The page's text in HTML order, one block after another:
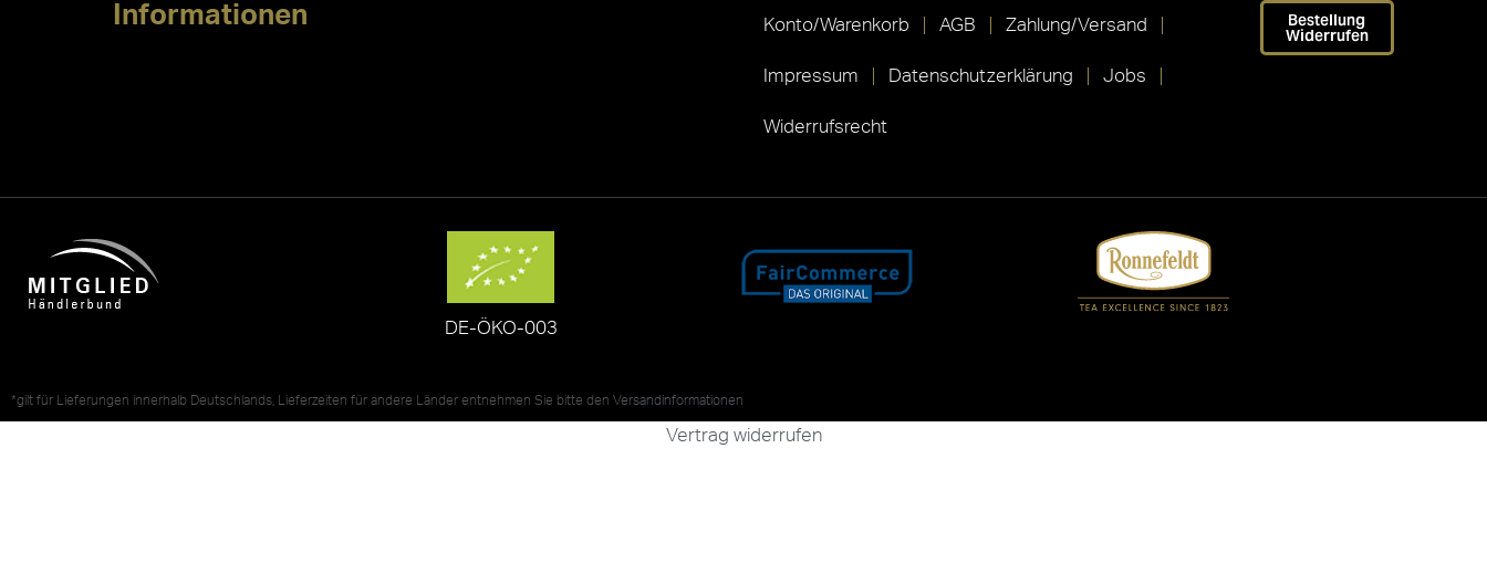
Informationen Konto/Warenkorb AGB Zahlung/Versand
Impressum Datenschutzerklärung Jobs
Widerrufsrecht
Bestellung
Widerrufen
DE-ÖKO-003
*gilt für Lieferungen innerhalb Deutschlands, Lieferzeiten für andere Länder entnehmen Sie bitte den Versandinformationen
Vertrag widerrufen